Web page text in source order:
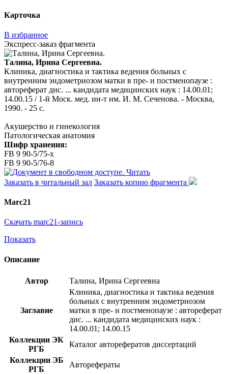
Карточка
В избранное
Экспресс-заказ фрагмента
Талина, Ирина Сергеевна.
Клиника, диагностика и тактика ведения больных с
внутренним эндометриозом матки в пре- и постменопаузе :
автореферат дис. ... кандидата медицинских наук : 14.00.01;
14.00.15 / 1-й Моск. мед. ин-т им. И. М. Сеченова. - Москва,
1990. - 25 с.
Акушерство и гинекология
Патологическая анатомия
Шифр хранения:
FB 9 90-5/75-x
FB 9 90-5/76-8
Читать
Заказать в читальный зал Заказать копию фрагмента
Marc21
Скачать marc21-запись
Показать
Описание
Автор Талина, Ирина Сергеевна
Заглавие
Клиника, диагностика и тактика ведения
больных с внутренним эндометриозом
матки в пре- и постменопаузе : автореферат
дис. ... кандидата медицинских наук :
14.00.01; 14.00.15
Коллекции ЭК
РГБ
Каталог авторефератов диссертаций
Коллекции ЭБ
РГБ
Авторефераты